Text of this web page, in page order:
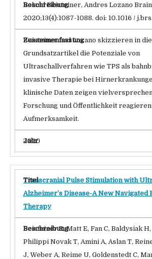
Roland Beisteiner, Andres Lozano
2020;13(4):1087-1088. doi: 10.1016 /
Beisteiner und Lozano skizzieren in
Grundsatzartikel die Potenziale von
Ultraschallverfahren wie TPS als
invasive Therapie bei
klinische Daten zeigen
Forschung und Öffentlichkeit
Aufmerksamkeit.
2020
Transcranial Pulse Stimulation with
Alzheimer’s Disease-A New Navigated
Therapy
Beisteiner R, Matt E, Fan C, Baldysiak
Philippi Novak T, Amini A, Aslan T,
J, Weber A, Reime U, Goldenstedt C,